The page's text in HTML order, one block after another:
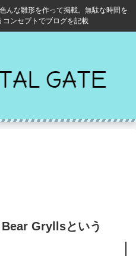
んな雛形を作って掲載。無駄な時間を
ンセプトでブログを記載
Gryllsという